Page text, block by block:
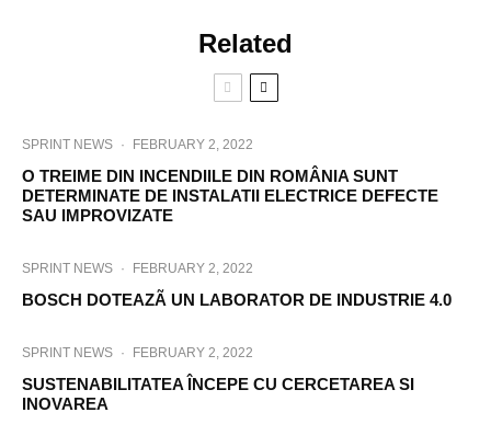
Related
SPRINT NEWS · FEBRUARY 2, 2022
O TREIME DIN INCENDIILE DIN ROMÂNIA SUNT
DETERMINATE DE INSTALATII ELECTRICE DEFECTE
SAU IMPROVIZATE
SPRINT NEWS · FEBRUARY 2, 2022
BOSCH DOTEAZÃ UN LABORATOR DE INDUSTRIE 4.0
SPRINT NEWS · FEBRUARY 2, 2022
SUSTENABILITATEA ÎNCEPE CU CERCETAREA SI
INOVAREA